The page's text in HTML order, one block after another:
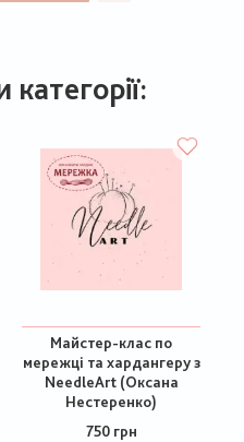
категорії:
Майстер-клас по
мережці та хардангеру з
NeedleArt (Оксана
Нестеренко)
750 грн